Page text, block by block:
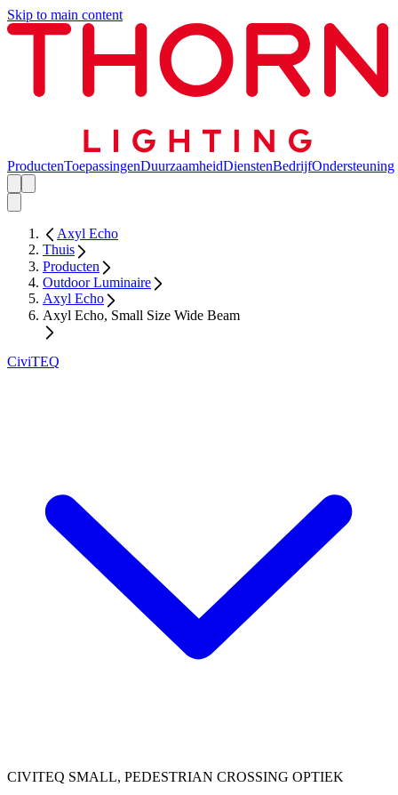
Skip to main content
ProductenToepassingenDuurzaamheidDienstenBedrijfOndersteuning
Axyl Echo
Thuis
Producten
Outdoor Luminaire
Axyl Echo
Axyl Echo, Small Size Wide Beam
CiviTEQ
CIVITEQ SMALL, PEDESTRIAN CROSSING OPTIEK